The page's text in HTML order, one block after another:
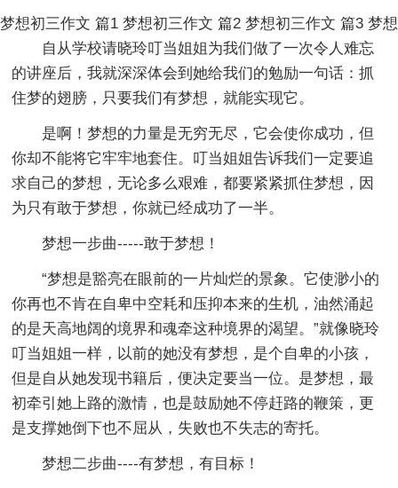
梦想初三作文 篇1
自从学校请晓玲叮当姐姐为我们做了一次令人难忘
的讲座后，我就深深体会到她给我们的勉励一句话：抓
住梦的翅膀，只要我们有梦想，就能实现它。
是啊！梦想的力量是无穷无尽，它会使你成功，但
你却不能将它牢牢地套住。叮当姐姐告诉我们一定要追
求自己的梦想，无论多么艰难，都要紧紧抓住梦想，因
为只有敢于梦想，你就已经成功了一半。
梦想一步曲-----敢于梦想！
“梦想是豁亮在眼前的一片灿烂的景象。它使渺小的
你再也不肯在自卑中空耗和压抑本来的生机，油然涌起
的是天高地阔的境界和魂牵这种境界的渴望。”就像晓玲
叮当姐姐一样，以前的她没有梦想，是个自卑的小孩，
但是自从她发现书籍后，便决定要当一位。是梦想，最
初牵引她上路的激情，也是鼓励她不停赶路的鞭策，更
是支撑她倒下也不屈从，失败也不失志的寄托。
梦想二步曲----有梦想，有目标！
梦想初三作文 篇2 梦想初三作文 篇3 梦想